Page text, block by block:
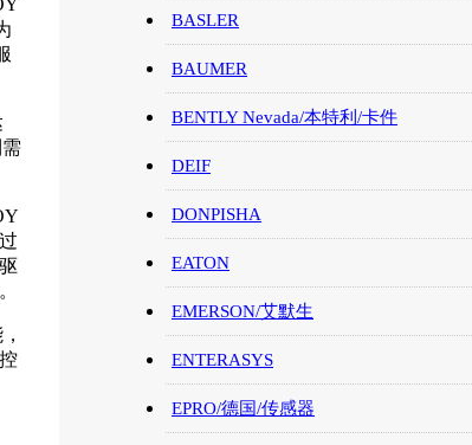
BASLER
BAUMER
BENTLY Nevada/本特利/卡件
DEIF
DONPISHA
EATON
EMERSON/艾默生
ENTERASYS
EPRO/德国/传感器